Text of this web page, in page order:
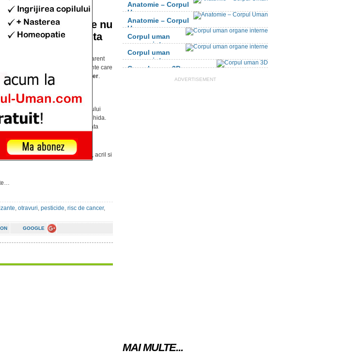
cancerigene care nu
sa existe in casa ta
aparent
care le ai in casa ascund substante care
boli grave, chiar si
cancer.
improspatare a aerului
produsele de improspatare a aerului
periculoase, precum formaldehida.
folosesti altceva pentru a improspata
decor
de decor contin solventi, vopseluri, acril si
, otravuri, pesticide, risc de cancer,
GOOGLE
Anatomie – Corpul
Uman
Anatomie – Corpul
Uman
Corpul uman
organe interne
Corpul uman
organe interne
Corpul uman 3D
ADVERTISEMENT
MAI MULTE...